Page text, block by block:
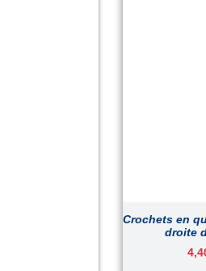
Crochets en
droite